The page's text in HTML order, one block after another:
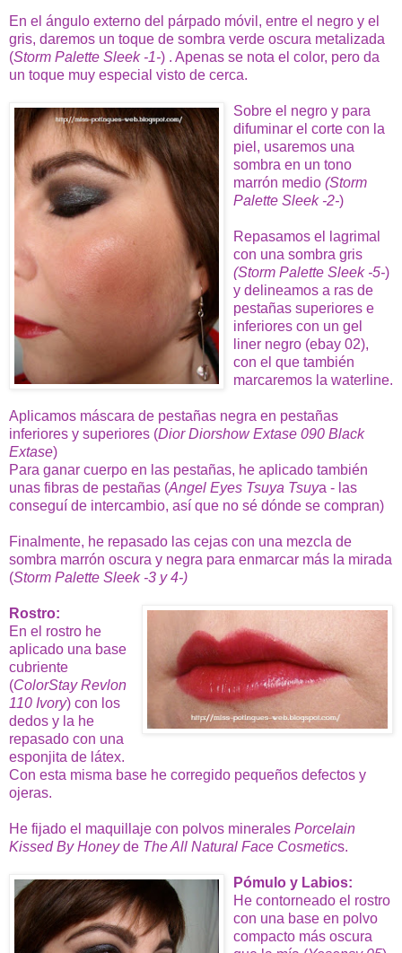
En el ángulo externo del párpado móvil, entre el negro y el
gris, daremos un toque de sombra verde oscura metalizada
(Storm Palette Sleek -1-) . Apenas se nota el color, pero da
un toque muy especial visto de cerca.
Sobre el negro y para
difuminar el corte con la
piel, usaremos una
sombra en un tono
marrón medio (Storm
Palette Sleek -2-)
Repasamos el lagrimal
con una sombra gris
(Storm Palette Sleek -5-)
y delineamos a ras de
pestañas superiores e
inferiores con un gel
liner negro (ebay 02),
con el que también
marcaremos la waterline.
Aplicamos máscara de pestañas negra en pestañas
inferiores y superiores (Dior Diorshow Extase 090 Black
Extase)
Para ganar cuerpo en las pestañas, he aplicado también
unas fibras de pestañas (Angel Eyes Tsuya Tsuya - las
conseguí de intercambio, así que no sé dónde se compran)
Finalmente, he repasado las cejas con una mezcla de
sombra marrón oscura y negra para enmarcar más la mirada
(Storm Palette Sleek -3 y 4-)
Rostro:
En el rostro he
aplicado una base
cubriente
(ColorStay Revlon
110 Ivory) con los
dedos y la he
repasado con una
esponjita de látex.
Con esta misma base he corregido pequeños defectos y
ojeras.
He fijado el maquillaje con polvos minerales Porcelain
Kissed By Honeyde The All Natural Face Cosmetics.
Pómulo y Labios:
He contorneado el rostro
con una base en polvo
compacto más oscura